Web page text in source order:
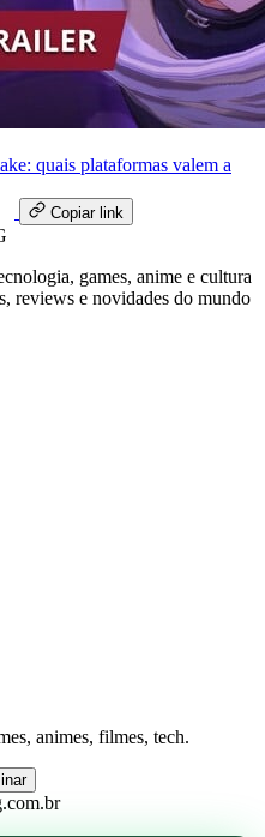
quais plataformas valem a
Copiar link
games, anime e cultura
reviews e novidades do mundo
animes, filmes, tech.